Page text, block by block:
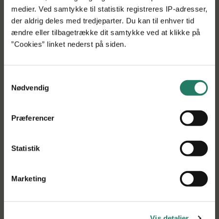
medier. Ved samtykke til statistik registreres IP-adresser,
der aldrig deles med tredjeparter. Du kan til enhver tid
ændre eller tilbagetrække dit samtykke ved at klikke på
”Cookies” linket nederst på siden.
Nødvendig
Præferencer
Statistik
Marketing
ORDINÆRE ANSØGNINGSRUNDER
Vejledning til ordinære ansøgningsrunder
udfyldelse af det ansøgningsmateriale, der skal bruges i
GUDP´s ordinære ansøgningsrunder.